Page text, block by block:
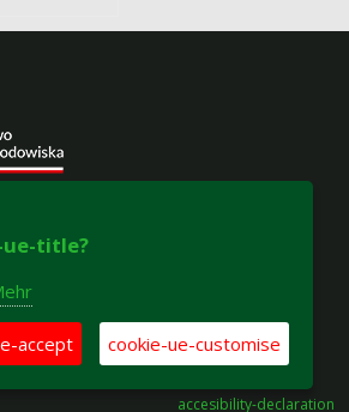
accesibility-declaration
ue-title?
accept cookie-ue-customise